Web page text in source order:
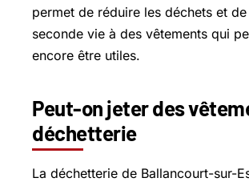
permet de réduire les déchets et
seconde vie à des vêtements qui
encore être utiles.
Peut-on jeter des
déchetterie
La déchetterie de Ballancourt-sur-